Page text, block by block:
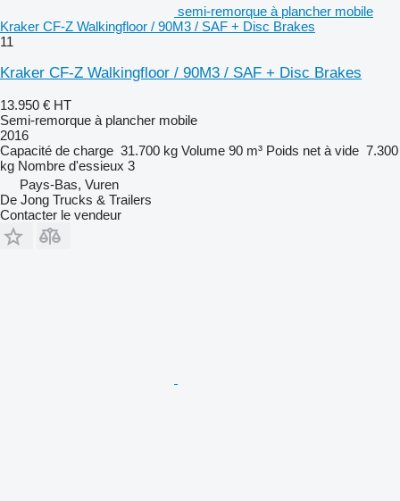
semi-remorque à plancher mobile
Kraker CF-Z Walkingfloor / 90M3 / SAF + Disc Brakes
11
Kraker CF-Z Walkingfloor / 90M3 / SAF + Disc Brakes
13.950 € HT
Semi-remorque à plancher mobile
2016
Capacité de charge 31.700 kg Volume 90 m³ Poids net à vide 7.300
kg Nombre d'essieux 3
Pays-Bas, Vuren
De Jong Trucks & Trailers
Contacter le vendeur